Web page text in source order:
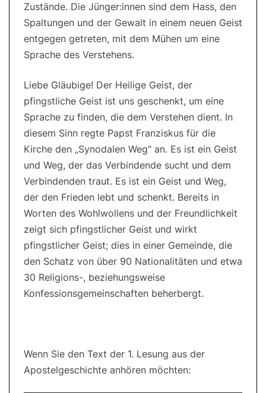
Zustände. Die Jünger:innen sind dem Hass, den
Spaltungen und der Gewalt in einem neuen Geist
entgegen getreten, mit dem Mühen um eine
Sprache des Verstehens.
Liebe Gläubige! Der Heilige Geist, der
pfingstliche Geist ist uns geschenkt, um eine
Sprache zu finden, die dem Verstehen dient. In
diesem Sinn regte Papst Franziskus für die
Kirche den „Synodalen Weg“ an. Es ist ein Geist
und Weg, der das Verbindende sucht und dem
Verbindenden traut. Es ist ein Geist und Weg,
der den Frieden lebt und schenkt. Bereits in
Worten des Wohlwollens und der Freundlichkeit
zeigt sich pfingstlicher Geist und wirkt
pfingstlicher Geist; dies in einer Gemeinde, die
den Schatz von über 90 Nationalitäten und etwa
30 Religions-, beziehungsweise
Konfessionsgemeinschaften beherbergt.
Wenn Sie den Text der 1. Lesung aus der
Apostelgeschichte anhören möchten: